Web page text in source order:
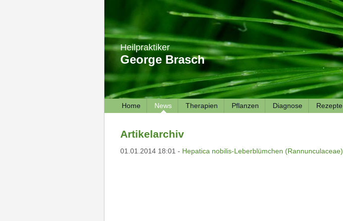
Heilpraktiker
George Brasch
Home News Therapien Pflanzen Diagnose Rezepte
Artikelarchiv
01.01.2014 18:01 - Hepatica nobilis-Leberblümchen (Rannunculaceae)